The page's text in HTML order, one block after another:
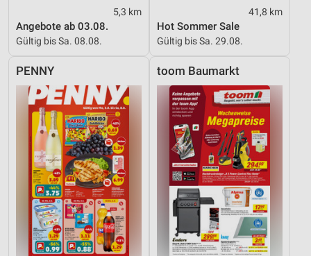
5,3 km
Angebote ab 03.08.
Gültig bis Sa. 08.08.
41,8 km
Hot Sommer Sale
Gültig bis Sa. 29.08.
PENNY toom Baumarkt